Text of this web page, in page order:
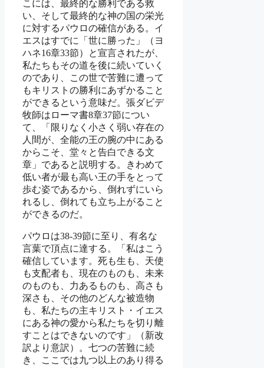
こには、最終的な勝利である救
い、そして最終的な神の国の栄光
に対するパウロの確信がある。イ
エスはすでに「世に勝った」（ヨ
ハネ16章33節）と宣言されたが、
私たちもその道を後に続いていく
のであり、この世で苦難に遭って
もキリストの勝利にあずかること
ができるという意味だ。張ダビデ
牧師はローマ書8章37節につい
て、「限りなく小さく弱い存在の
人間が、全能の王の腕の中にある
からこそ、堂々と告白できる文
章」であると説明する。きわめて
低い者が最も高い王の手をとって
歩む姿であるから、倒れずにいら
れるし、倒れても立ち上がること
ができるのだ。
パウロは38-39節に至り、有名な
言葉で頂点に達する。「私はこう
確信しています。死も生も、天使
も支配者も、現在のものも、未来
のものも、力あるものも、高さも
深さも、その他のどんな被造物
も、私たちの主キリスト・イエス
にある神の愛から私たちを切り離
すことはできないのです」（新改
訳より意訳）。七つの苦難に続
き、ここでは九つ以上のあり得る